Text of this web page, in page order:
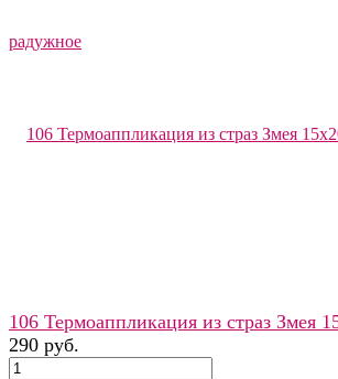
106 Термоаппликация из страз Змея
290 руб.